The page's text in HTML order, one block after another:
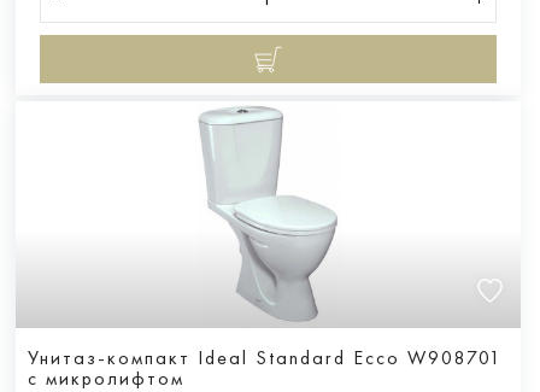
Унитаз-компакт Ideal Standard Ecco W908701
с микролифтом